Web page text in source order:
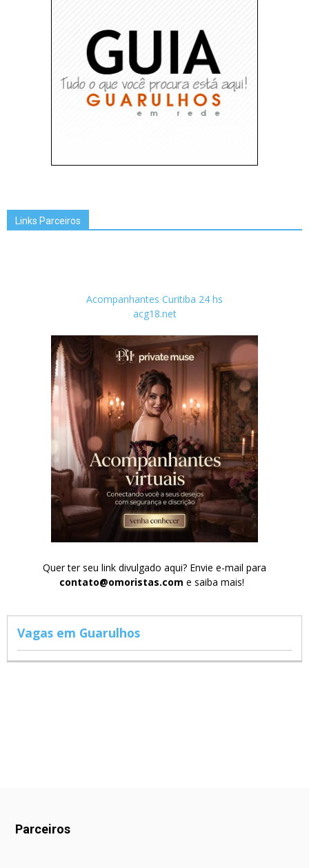
Links Parceiros
Acompanhantes Curitiba 24 hs
acg18.net
Quer ter seu link divulgado aqui? Envie e-mail para
contato@omoristas.com e saiba mais!
Vagas em Guarulhos
Parceiros